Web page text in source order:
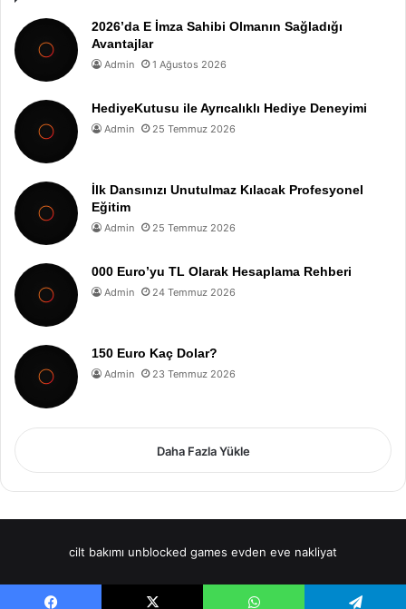
2026’da E İmza Sahibi Olmanın Sağladığı
Avantajlar
Admin 1 Ağustos 2026
HediyeKutusu ile Ayrıcalıklı Hediye Deneyimi
Admin 25 Temmuz 2026
İlk Dansınızı Unutulmaz Kılacak Profesyonel
Eğitim
Admin 25 Temmuz 2026
000 Euro’yu TL Olarak Hesaplama Rehberi
Admin 24 Temmuz 2026
150 Euro Kaç Dolar?
Admin 23 Temmuz 2026
Daha Fazla Yükle
cilt bakımı unblocked games evden eve nakliyat